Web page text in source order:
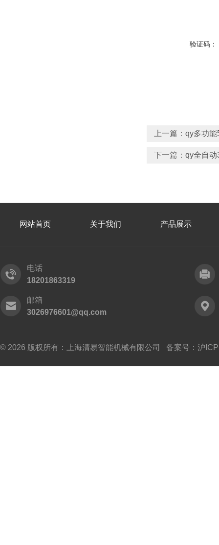
验证码：
上一篇： qy多功
下一篇： qy全自
网站首页 关于我们 产品展示
电话
18201863319
邮箱
3026976601@qq.com
© 2026 版权所有：上海清易智能机械有限公司 备案号： 沪